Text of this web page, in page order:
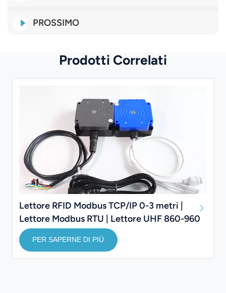
PROSSIMO
Prodotti Correlati
Lettore RFID Modbus TCP/IP 0-3 metri |
Lettore Modbus RTU | Lettore UHF 860-960
MHz
PER SAPERNE DI PIÙ